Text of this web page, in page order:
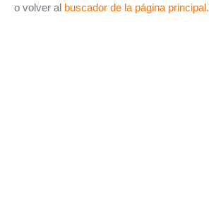
o volver al buscador de la página principal.